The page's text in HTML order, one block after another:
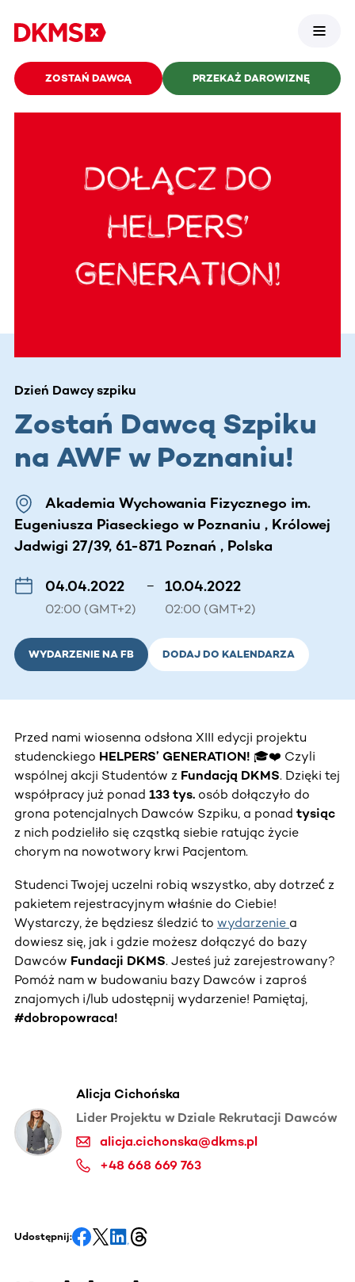
ZOSTAŃ DAWCĄ PRZEKAŻ DAROWIZNĘ
Dzień Dawcy szpiku
Zostań Dawcą Szpiku
na AWF w Poznaniu!
Akademia Wychowania Fizycznego im.
Eugeniusza Piaseckiego w Poznaniu , Królowej
Jadwigi 27/39, 61-871 Poznań , Polska
04.04.2022
02:00 (GMT+2)
– 10.04.2022
02:00 (GMT+2)
WYDARZENIE NA FB DODAJ DO KALENDARZA
Przed nami wiosenna odsłona XIII edycji projektu
studenckiego HELPERS’ GENERATION! 🎓❤️ Czyli
wspólnej akcji Studentów z Fundacją DKMS. Dzięki tej
współpracy już ponad 133 tys. osób dołączyło do
grona potencjalnych Dawców Szpiku, a ponad tysiąc
z nich podzieliło się cząstką siebie ratując życie
chorym na nowotwory krwi Pacjentom.
Studenci Twojej uczelni robią wszystko, aby dotrzeć́ z
pakietem rejestracyjnym właśnie do Ciebie!
Wystarczy, że będziesz śledzić to wydarzenie a
dowiesz się, jak i gdzie możesz dołączyć do bazy
Dawców Fundacji DKMS. Jesteś już zarejestrowany?
Pomóż nam w budowaniu bazy Dawców i zaproś
znajomych i/lub udostępnij wydarzenie! Pamiętaj,
#dobropowraca!
Alicja Cichońska
Lider Projektu w Dziale Rekrutacji Dawców
alicja.cichonska@dkms.pl
+48 668 669 763
Udostępnij: